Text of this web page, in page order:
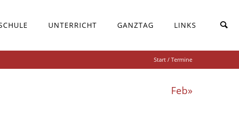
UNTERRICHT GANZTAG LINKS
Start / Termine
Feb»